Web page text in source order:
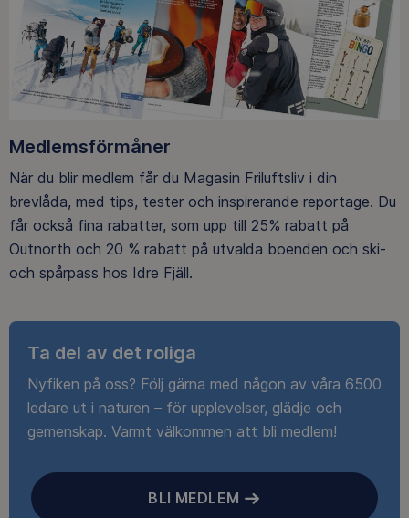
Medlemsförmåner
När du blir medlem får du Magasin Friluftsliv i din
brevlåda, med tips, tester och inspirerande reportage. Du
får också fina rabatter, som upp till 25% rabatt på
Outnorth och 20 % rabatt på utvalda boenden och ski-
och spårpass hos Idre Fjäll.
Ta del av det roliga
Nyfiken på oss? Följ gärna med någon av våra 6500
ledare ut i naturen – för upplevelser, glädje och
gemenskap. Varmt välkommen att bli medlem!
BLI MEDLEM